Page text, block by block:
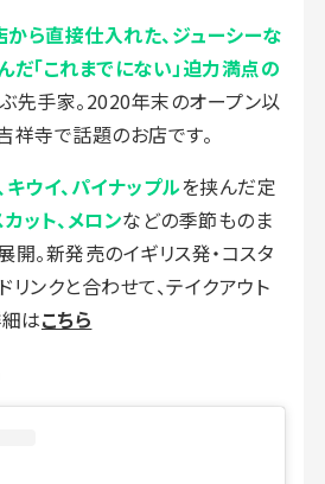
ら直接仕入れた、ジューシーな
だ「これまでにない」迫力満点の
先手家。2020年末のオープン以
祥寺で話題のお店です。
キウイ、パイナップルを挟んだ定
ット、メロンなどの季節ものま
。新発売のイギリス発・コスタ
ンクと合わせて、テイクアウト
はこちら